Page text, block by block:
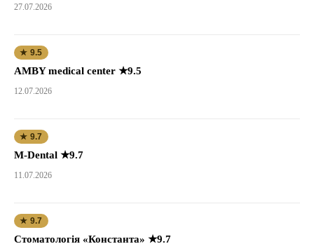
27.07.2026
★ 9.5
AMBY medical center ★9.5
12.07.2026
★ 9.7
M-Dental ★9.7
11.07.2026
★ 9.7
Стоматологія «Константа» ★9.7